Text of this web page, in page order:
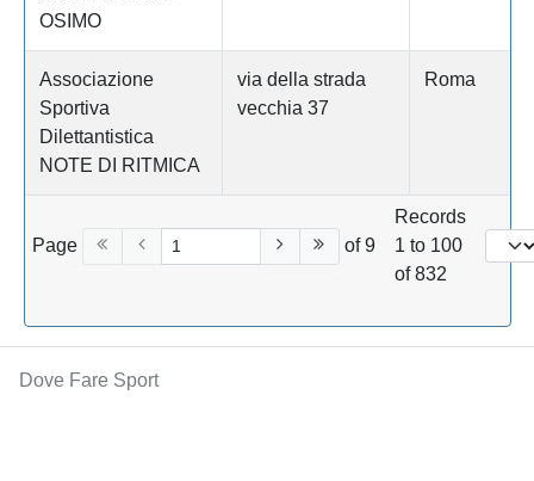
OSIMO
Associazione
Sportiva
Dilettantistica
NOTE DI RITMICA
via della strada
vecchia 37
Roma
Page of 9
Records
1 to 100
of 832
Dove Fare Sport